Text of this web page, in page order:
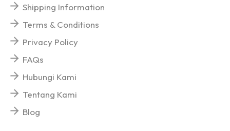
Shipping Information
Terms & Conditions
Privacy Policy
FAQs
Hubungi Kami
Tentang Kami
Blog